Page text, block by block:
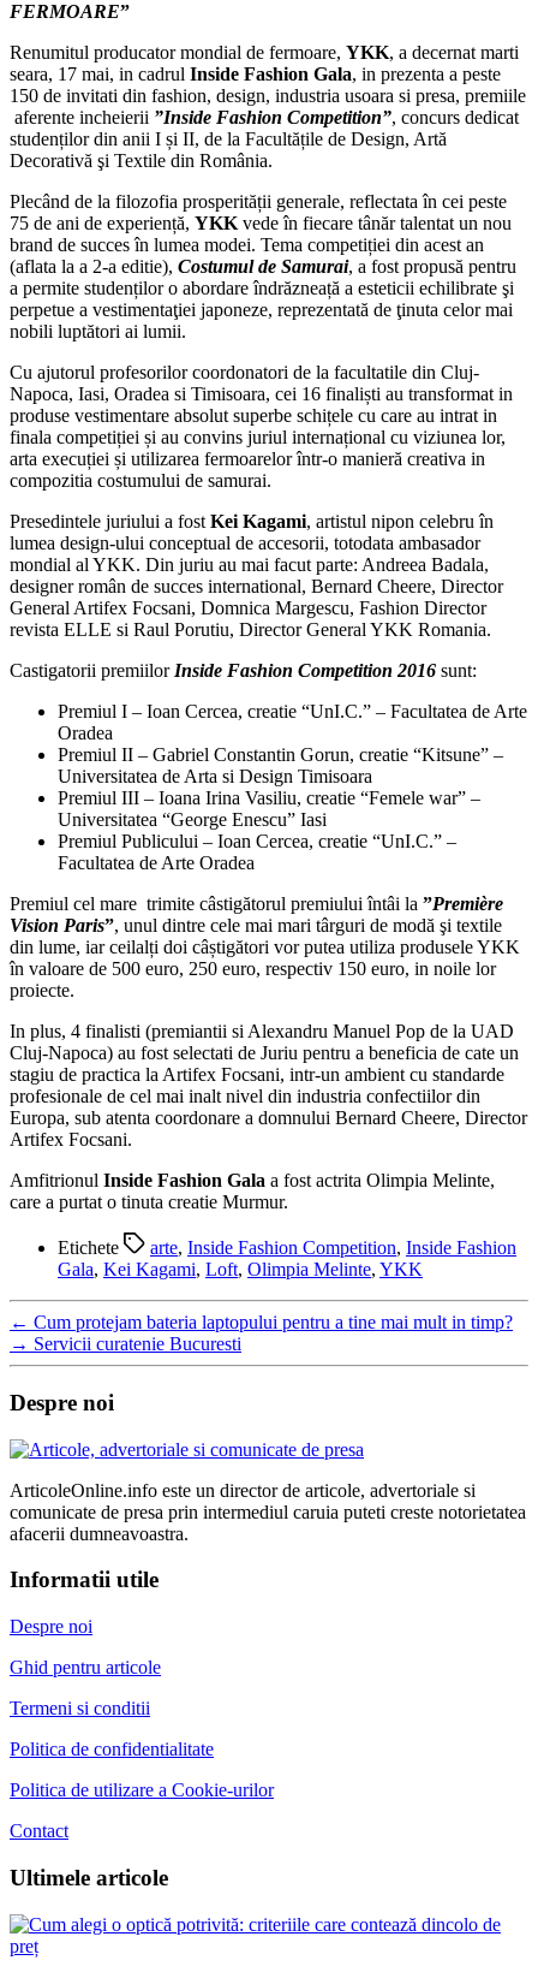
FERMOARE”
Renumitul producator mondial de fermoare, YKK, a decernat marti
seara, 17 mai, in cadrul Inside Fashion Gala, in prezenta a peste
150 de invitati din fashion, design, industria usoara si presa, premiile
aferente incheierii ”Inside Fashion Competition”, concurs dedicat
studenților din anii I și II, de la Facultățile de Design, Artă
Decorativă şi Textile din România.
Plecând de la filozofia prosperității generale, reflectata în cei peste
75 de ani de experiență, YKK vede în fiecare tânăr talentat un nou
brand de succes în lumea modei. Tema competiției din acest an
(aflata la a 2-a editie), Costumul de Samurai, a fost propusă pentru
a permite studenților o abordare îndrăzneață a esteticii echilibrate şi
perpetue a vestimentaţiei japoneze, reprezentată de ţinuta celor mai
nobili luptători ai lumii.
Cu ajutorul profesorilor coordonatori de la facultatile din Cluj-
Napoca, Iasi, Oradea si Timisoara, cei 16 finaliști au transformat in
produse vestimentare absolut superbe schițele cu care au intrat in
finala competiției și au convins juriul internațional cu viziunea lor,
arta execuției și utilizarea fermoarelor într-o manieră creativa in
compozitia costumului de samurai.
Presedintele juriului a fost Kei Kagami, artistul nipon celebru în
lumea design-ului conceptual de accesorii, totodata ambasador
mondial al YKK. Din juriu au mai facut parte: Andreea Badala,
designer român de succes international, Bernard Cheere, Director
General Artifex Focsani, Domnica Margescu, Fashion Director
revista ELLE si Raul Porutiu, Director General YKK Romania.
Castigatorii premiilor Inside Fashion Competition 2016 sunt:
Premiul I – Ioan Cercea, creatie “UnI.C.” – Facultatea de Arte
Oradea
Premiul II – Gabriel Constantin Gorun, creatie “Kitsune” –
Universitatea de Arta si Design Timisoara
Premiul III – Ioana Irina Vasiliu, creatie “Femele war” –
Universitatea “George Enescu” Iasi
Premiul Publicului – Ioan Cercea, creatie “UnI.C.” –
Facultatea de Arte Oradea
Premiul cel mare trimite câstigătorul premiului întâi la ”Première
Vision Paris”, unul dintre cele mai mari târguri de modă şi textile
din lume, iar ceilalți doi câștigători vor putea utiliza produsele YKK
în valoare de 500 euro, 250 euro, respectiv 150 euro, in noile lor
proiecte.
In plus, 4 finalisti (premiantii si Alexandru Manuel Pop de la UAD
Cluj-Napoca) au fost selectati de Juriu pentru a beneficia de cate un
stagiu de practica la Artifex Focsani, intr-un ambient cu standarde
profesionale de cel mai inalt nivel din industria confectiilor din
Europa, sub atenta coordonare a domnului Bernard Cheere, Director
Artifex Focsani.
Amfitrionul Inside Fashion Gala a fost actrita Olimpia Melinte,
care a purtat o tinuta creatie Murmur.
Etichete arte, Inside Fashion Competition, Inside Fashion
Gala, Kei Kagami, Loft, Olimpia Melinte, YKK
← Cum protejam bateria laptopului pentru a tine mai mult in timp?
→ Servicii curatenie Bucuresti
Despre noi
ArticoleOnline.info este un director de articole, advertoriale si
comunicate de presa prin intermediul caruia puteti creste notorietatea
afacerii dumneavoastra.
Informatii utile
Despre noi
Ghid pentru articole
Termeni si conditii
Politica de confidentialitate
Politica de utilizare a Cookie-urilor
Contact
Ultimele articole